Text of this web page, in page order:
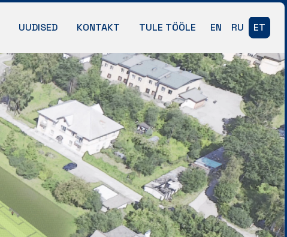
UUDISED KONTAKT TULE TÖÖLE EN RU ET